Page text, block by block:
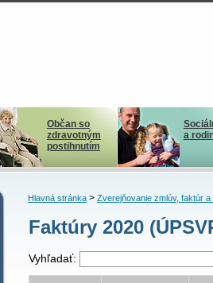
Občan so
zdravotným
postihnutím
a
Hlavná stránka> Zverejňovanie zmlúv, faktúr a
Faktúry 2020
Vyhľadať: